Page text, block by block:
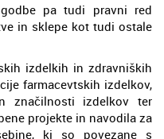
pa tudi pravni red
in sklepe kot tudi ostale
izdelkih in zdravniških
farmacevtskih izdelkov,
značilnosti izdelkov ter
projekte in navodila za
ki so povezane s